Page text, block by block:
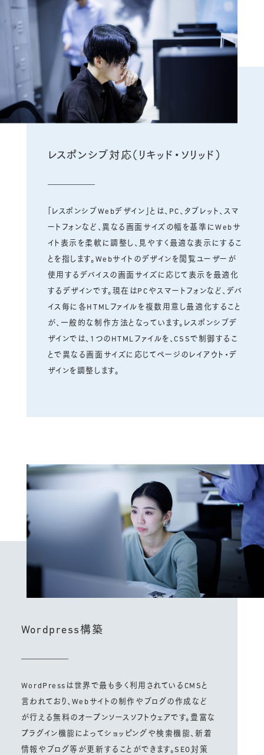
レスポンシブ対応（リキッド・ソリッド）
「レスポンシブWebデザイン」とは、PC、タブレット、スマ
ートフォンなど、異なる画面サイズの幅を基準にWebサ
イト表示を柔軟に調整し、見やすく最適な表示にするこ
とを指します。Webサイトのデザインを閲覧ユーザーが
使用するデバイスの画面サイズに応じて表示を最適化
するデザインです。現在はPCやスマートフォンなど、デバ
イス毎に各HTMLファイルを複数用意し最適化すること
が、一般的な制作方法となっています。レスポンシブデ
ザインでは、1つのHTMLファイルを、CSSで制御するこ
とで異なる画面サイズに応じてページのレイアウト・デ
ザインを調整します。
Wordpress構築
WordPressは世界で最も多く利用されているCMSと
言われており、Webサイトの制作やブログの作成など
が行える無料のオープンソースソフトウェアです。豊富な
プラグイン機能によってショッピングや検索機能、新着
情報やブログ等が更新することができます。SEO対策